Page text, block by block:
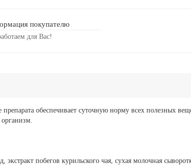
покупателю
для Вас!
обеспечивает суточную норму всех полезных
побегов курильского чая, сухая молочная